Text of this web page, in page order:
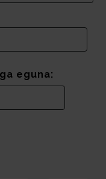
eguna: